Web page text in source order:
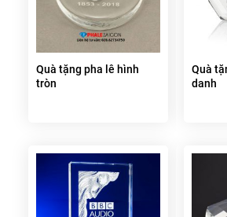
Quà tặng pha lê hình
tròn
Quà
danh